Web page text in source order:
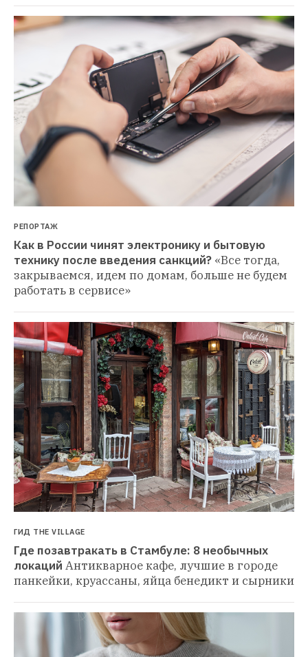
РЕПОРТАЖ
Как в России чинят электронику и бытовую
технику после введения санкций? «Все тогда,
закрываемся, идем по домам, больше не будем
работать в сервисе»
ГИД THE VILLAGE
Где позавтракать в Стамбуле: 8 необычных
локаций Антикварное кафе, лучшие в городе
панкейки, круассаны, яйца бенедикт и сырники